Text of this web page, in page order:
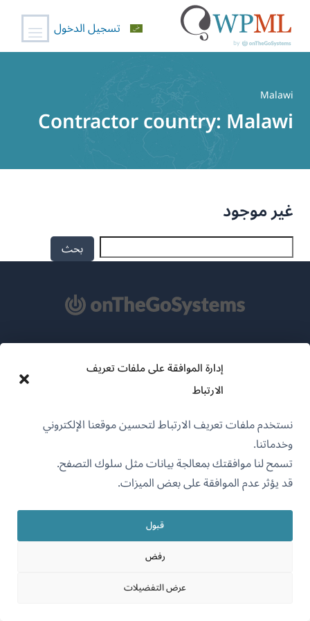
إدارة الموافقة على ملفات تعريف
الارتباط
نستخدم ملفات تعريف الارتباط لتحسين موقعنا الإلكتروني
وخدماتنا.
تسمح لنا موافقتك بمعالجة بيانات مثل سلوك التصفح.
قد يؤثر عدم الموافقة على بعض الميزات.
قبول
رفض
عرض التفضيلات
المحتوى
تسجيل الدخول
Malawi
Contractor country:Malawi
غير موجود
OnTheGoSystems Limited
العربية
عن WPML
سياسة GDPR والخصوصية
في
جديدة)
(يفتح
في
نافذة
جديدة)
(يفتح
نافذة
جديدة)
(يفتح
في
نافذة
جديدة)